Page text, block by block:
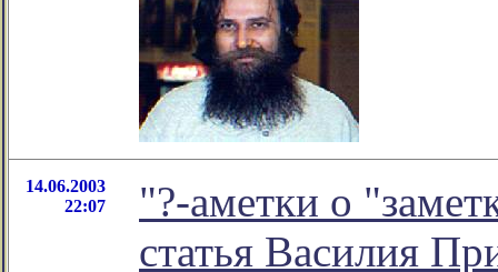
14.06.2003
22:07
"?-аметки о
статья Василия